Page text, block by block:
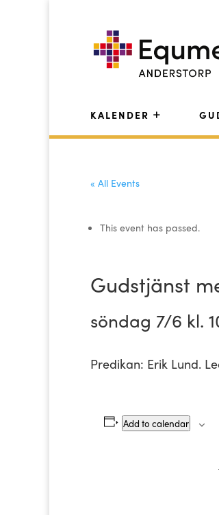
KALENDER
« All Events
This event has passed.
Gudstjänst
söndag 7/6 kl.
Predikan: Erik Lund.
Add to calendar